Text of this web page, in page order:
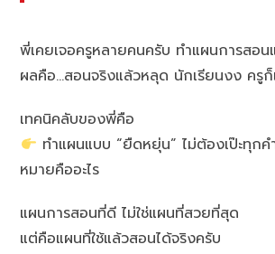
พี่เคยเจอครูหลายคนครับ ทำแผนการสอน
ผลคือ…สอนจริงแล้วหลุด นักเรียนงง ครู
เทคนิคลับของพี่คือ
ทำแผนแบบ “ยืดหยุ่น” ไม่ต้องเป๊ะทุก
หมายคืออะไร
แผนการสอนที่ดี ไม่ใช่แผนที่สวยที่สุด
แต่คือแผนที่ใช้แล้วสอนได้จริงครับ